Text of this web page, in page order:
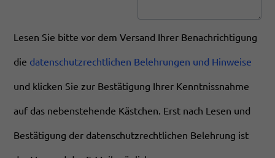
Lesen Sie bitte vor dem Versand Ihrer Benachrichtigung
die datenschutzrechtlichen Belehrungen und Hinweise
und klicken Sie zur Bestätigung Ihrer Kenntnissnahme
auf das nebenstehende Kästchen. Erst nach Lesen und
Bestätigung der datenschutzrechtlichen Belehrung ist